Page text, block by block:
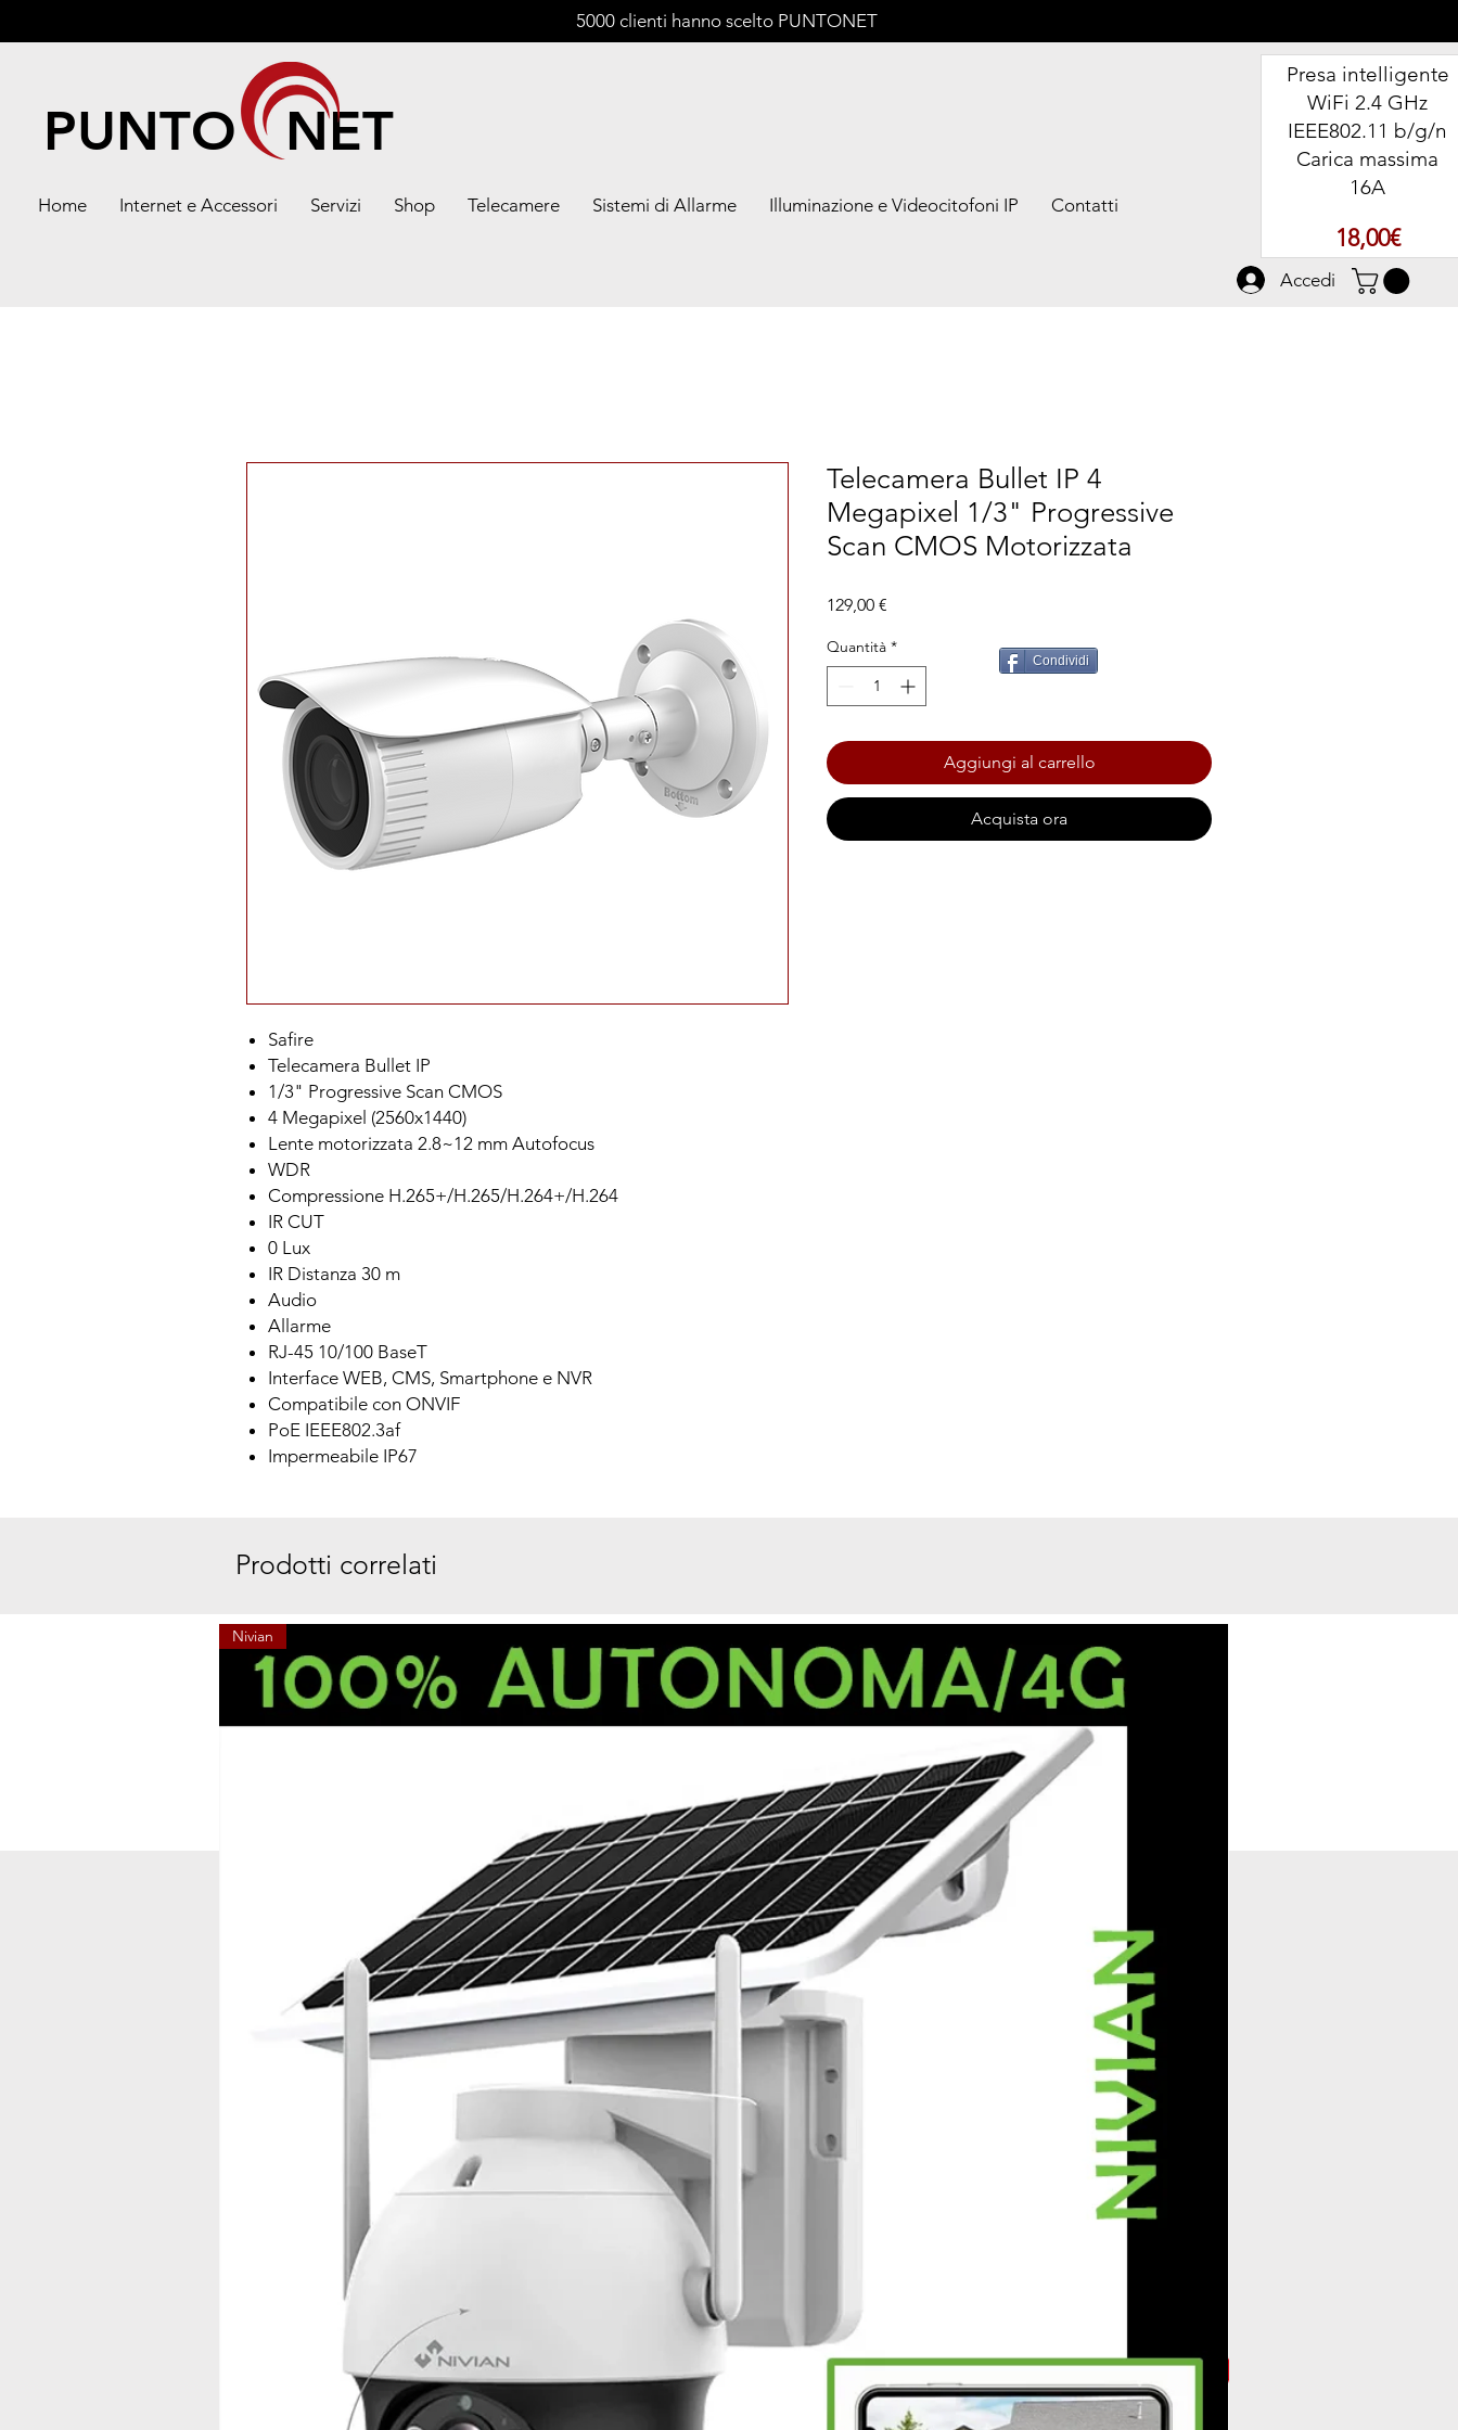
5000 clienti hanno scelto PUNTONET
Presa intelligente
WiFi 2.4 GHz
IEEE802.11 b/g/n
Carica massima
16A
18,00€
Home Internet e Accessori Servizi Shop Telecamere Sistemi di Allarme Illuminazione e Videocitofoni IP Contatti
PUNTO NET
Accedi
Safire
Telecamera Bullet IP
1/3" Progressive Scan CMOS
4 Megapixel (2560x1440)
Lente motorizzata 2.8~12 mm Autofocus
WDR
Compressione H.265+/H.265/H.264+/H.264
IR CUT
0 Lux
IR Distanza 30 m
Audio
Allarme
RJ-45 10/100 BaseT
Interface WEB, CMS, Smartphone e NVR
Compatibile con ONVIF
PoE IEEE802.3af
Impermeabile IP67
Telecamera Bullet IP 4
Megapixel 1/3" Progressive
Scan CMOS Motorizzata
129,00 €
Quantità *
Aggiungi al carrello
Acquista ora
Condividi
Prodotti correlati
Nivian